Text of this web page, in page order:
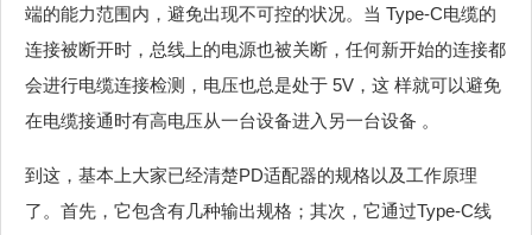
端的能力范围内，避免出现不可控的状况。当 Type-C电缆的
连接被断开时，总线上的电源也被关断，任何新开始的连接都
会进行电缆连接检测，电压也总是处于 5V，这 样就可以避免
在电缆接通时有高电压从一台设备进入另一台设备 。
到这，基本上大家已经清楚PD适配器的规格以及工作原理
了。首先，它包含有几种输出规格；其次，它通过Type-C线